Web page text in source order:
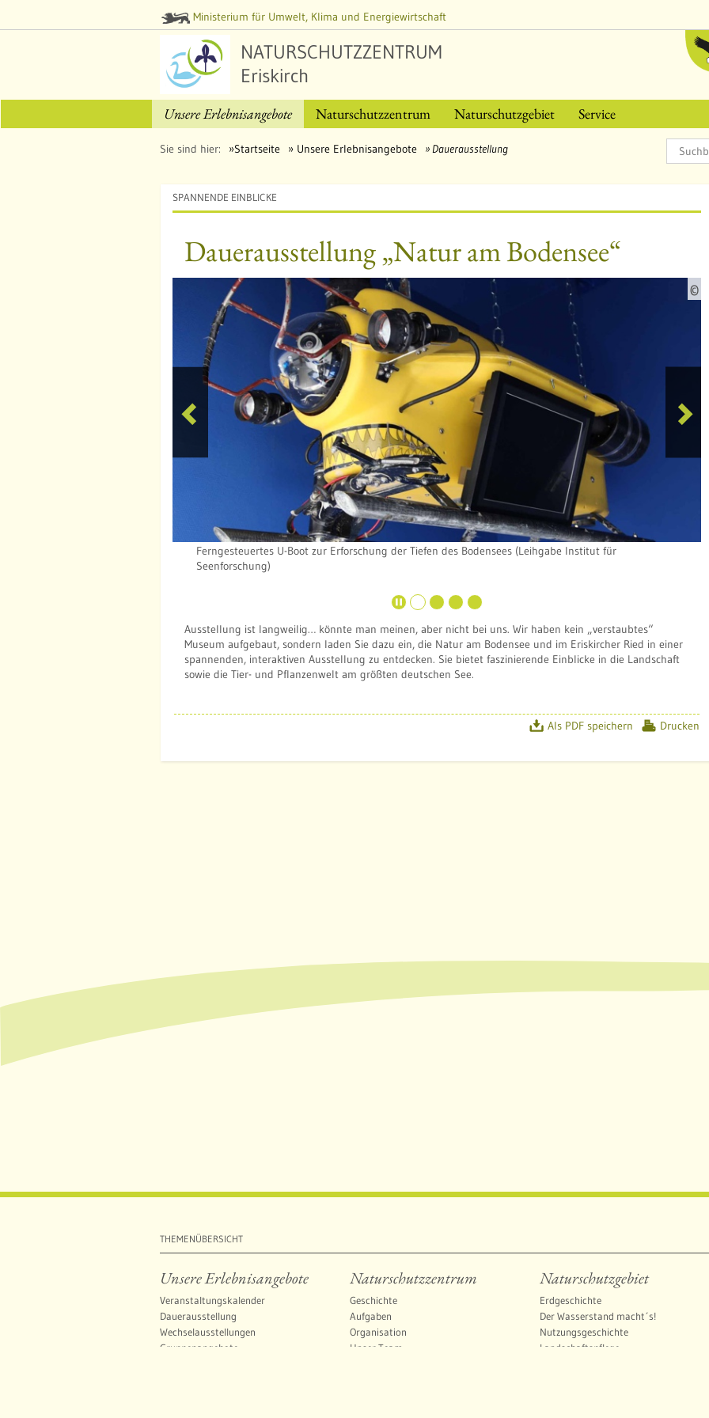
Ministerium für Umwelt, Klima und Energiewirtschaft
NATURSCHUTZZENTRUM
Eriskirch
Unsere Erlebnisangebote Naturschutzzentrum Naturschutzgebiet Service
Sie sind hier: Startseite Unsere Erlebnisangebote Dauerausstellung
SPANNENDE EINBLICKE
Dauerausstellung „Natur am Bodensee“
P
r
e
i
o
s
N
e
x
©
u
l
K
Ferngesteuertes U-Boot zur Erforschung der Tiefen des Bodensees (Leihgabe Institut für
Seenforschung)
Ausstellung ist langweilig… könnte man meinen, aber nicht bei uns. Wir haben kein „verstaubtes“
Museum aufgebaut, sondern laden Sie dazu ein, die Natur am Bodensee und im Eriskircher Ried in einer
spannenden, interaktiven Ausstellung zu entdecken. Sie bietet faszinierende Einblicke in die Landschaft
sowie die Tier- und Pflanzenwelt am größten deutschen See.
Drucken
Als PDF speichern
THEMENÜBERSICHT
Unsere Erlebnisangebote
Veranstaltungskalender
Dauerausstellung
Wechselausstellungen
Gruppenangebote
Naturschutzzentrum
Geschichte
Aufgaben
Organisation
Unser Team
Naturschutzgebiet
Erdgeschichte
Der Wasserstand macht´s!
Nutzungsgeschichte
Landschaftspflege